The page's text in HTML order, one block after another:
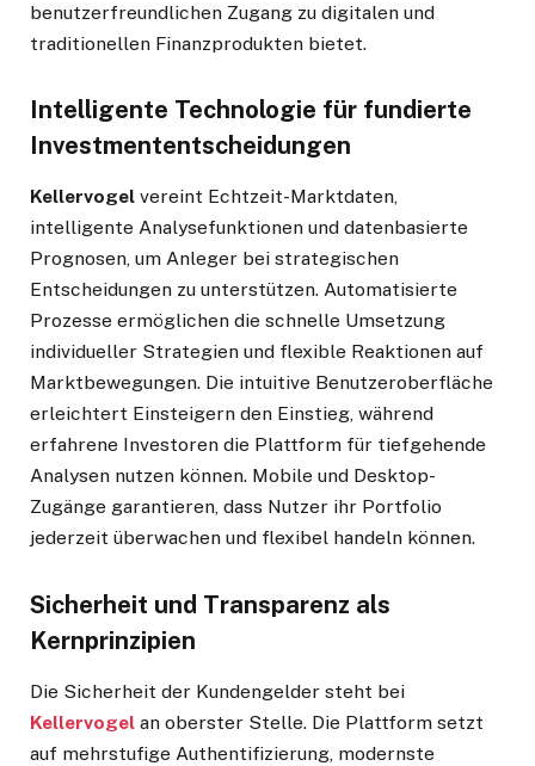
benutzerfreundlichen Zugang zu digitalen und
traditionellen Finanzprodukten bietet.
Intelligente Technologie für fundierte
Investmententscheidungen
Kellervogel vereint Echtzeit-Marktdaten,
intelligente Analysefunktionen und datenbasierte
Prognosen, um Anleger bei strategischen
Entscheidungen zu unterstützen. Automatisierte
Prozesse ermöglichen die schnelle Umsetzung
individueller Strategien und flexible Reaktionen auf
Marktbewegungen. Die intuitive Benutzeroberfläche
erleichtert Einsteigern den Einstieg, während
erfahrene Investoren die Plattform für tiefgehende
Analysen nutzen können. Mobile und Desktop-
Zugänge garantieren, dass Nutzer ihr Portfolio
jederzeit überwachen und flexibel handeln können.
Sicherheit und Transparenz als
Kernprinzipien
Die Sicherheit der Kundengelder steht bei
Kellervogel an oberster Stelle. Die Plattform setzt
auf mehrstufige Authentifizierung, modernste